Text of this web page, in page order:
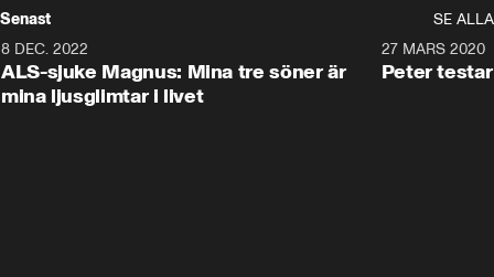
Senast
SE ALLA
8 DEC. 2022
ALS-sjuke Magnus: Mina tre söner är
mina ljusglimtar i livet
27 MARS 2020
Peter